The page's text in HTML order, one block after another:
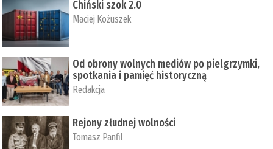
Chiński szok 2.0
Maciej Kożuszek
Od obrony wolnych mediów po pielgrzymki,
spotkania i pamięć historyczną
Redakcja
Rejony złudnej wolności
Tomasz Panfil